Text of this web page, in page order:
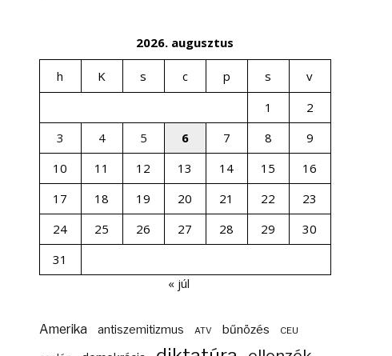
2026. augusztus
h K s c p s
v
1
2
3
4 5 6 7 8
9
10
11 12 13 14 15
16
17
18 19 20 21 22
23
24
25 26 27 28 29
30
31
« júl
Amerika antiszemitizmus ATV bűnözés CEU